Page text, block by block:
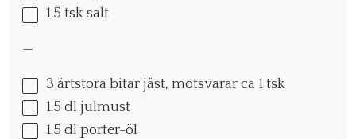
1.5 tsk salt
—
3 ärtstora bitar jäst, motsvarar ca 1 tsk
1.5 dl julmust
1.5 dl porter-öl